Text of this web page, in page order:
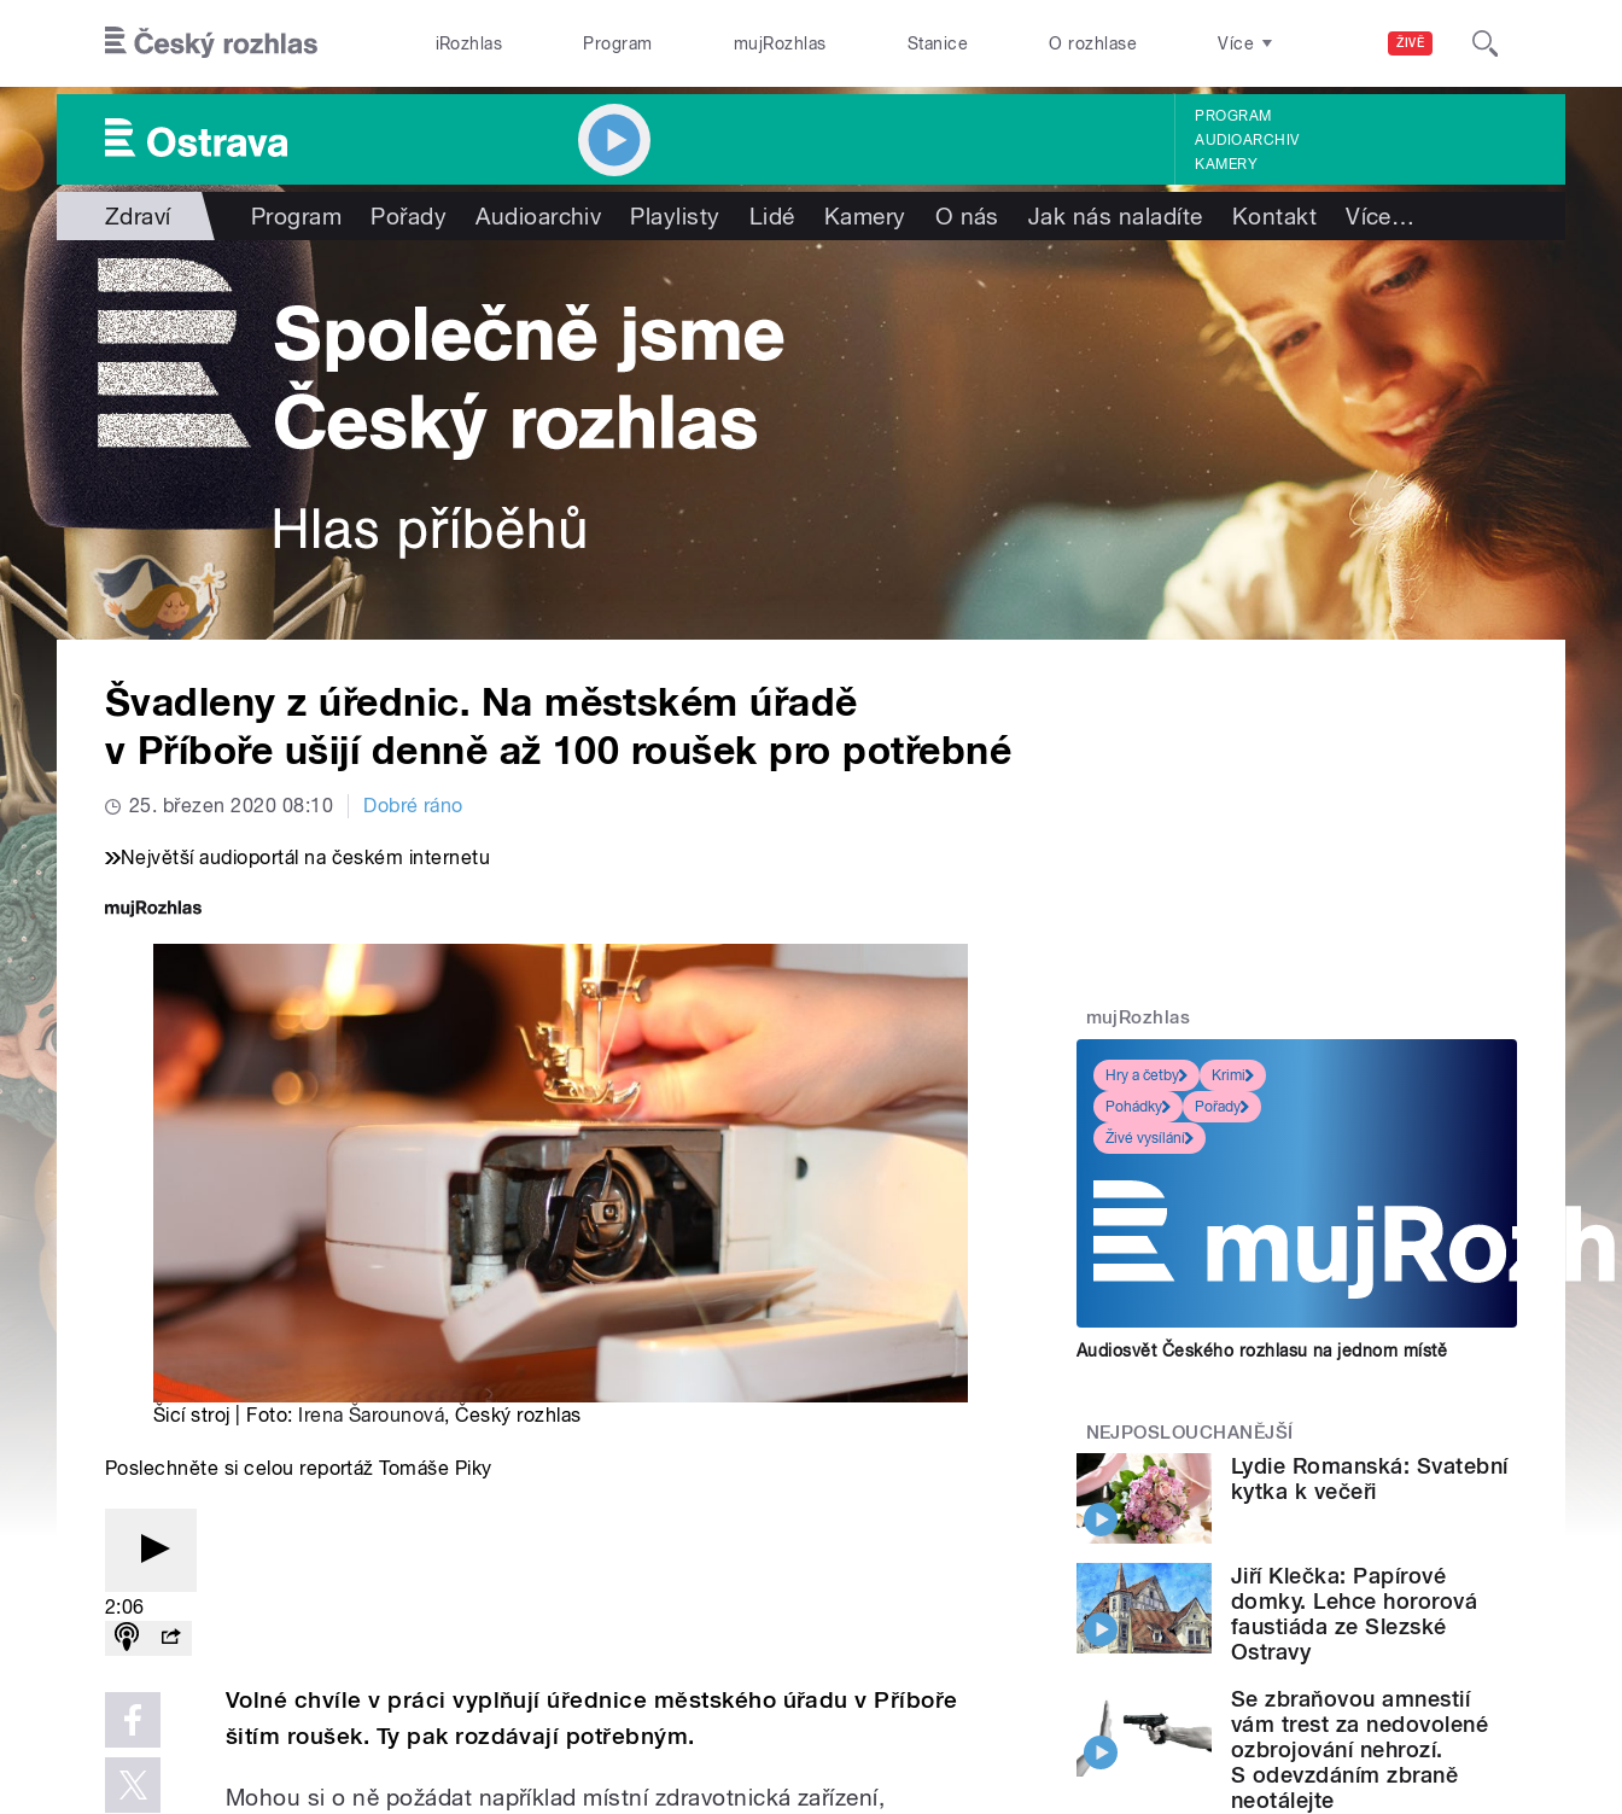
ŽIVĚ
iRozhlas Program mujRozhlas Stanice O rozhlase Více
PROGRAM
AUDIOARCHIV
KAMERY
Zdraví Program Pořady Audioarchiv Playlisty Lidé Kamery O nás Jak nás naladíte Kontakt Více…
Švadleny z úřednic. Na městském úřadě
v Příboře ušijí denně až 100 roušek pro potřebné
25. březen 2020 08:10 Dobré ráno
Největší audioportál na českém internetu
Šicí stroj | Foto: Irena Šarounová, Český rozhlas
Poslechněte si celou reportáž Tomáše Piky
2:06
Volné chvíle v práci vyplňují úřednice městského úřadu v Příboře
šitím roušek. Ty pak rozdávají potřebným.
Mohou si o ně požádat například místní zdravotnická zařízení,
mujRozhlas
Hry a četby
Krimi
Pohádky
Pořady
Živé vysílání
Audiosvět Českého rozhlasu na jednom místě
NEJPOSLOUCHANĚJŠÍ
Lydie Romanská: Svatební
kytka k večeři
Jiří Klečka: Papírové
domky. Lehce hororová
faustiáda ze Slezské
Ostravy
Se zbraňovou amnestií
vám trest za nedovolené
ozbrojování nehrozí.
S odevzdáním zbraně
neotálejte